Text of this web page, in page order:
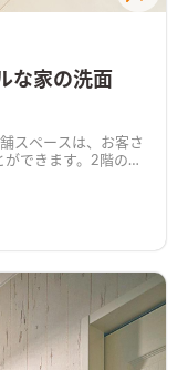
な家の洗面
スペースは、お客さ
できます。2階のリ
納をパーテンション
くりにしました。中